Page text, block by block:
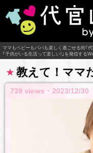
ママもベビーもパパも楽しく過ごせる街｢
｢子供がいる生活って楽しい!｣を発信する
教えて！ママ
739 views ･ 2023/12/30